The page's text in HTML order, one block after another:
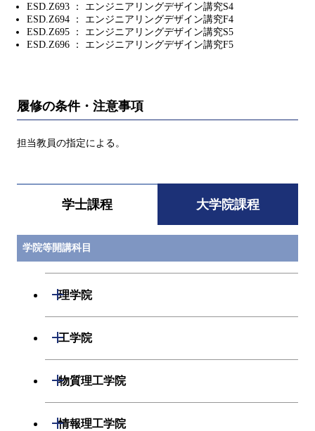
ESD.Z693 ： エンジニアリングデザイン講究S4
ESD.Z694 ： エンジニアリングデザイン講究F4
ESD.Z695 ： エンジニアリングデザイン講究S5
ESD.Z696 ： エンジニアリングデザイン講究F5
履修の条件・注意事項
担当教員の指定による。
学士課程 大学院課程
学院等開講科目
理学院
開閉
物理学コース
化学系
開閉
工学院
開閉
機械系
開閉
物質理工学院
開閉
材料系
開閉
情報理工学院
開閉